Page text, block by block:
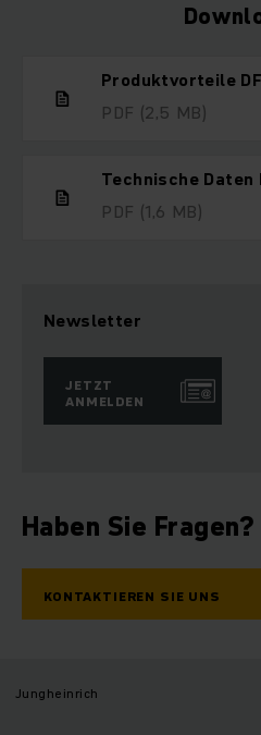
Produktvorteile
PDF (2,5 MB)
Technische Daten
PDF (1,6 MB)
Newsletter
JETZT
ANMELDEN
Haben Sie Fragen?
KONTAKTIEREN SIE UNS
Jungheinrich